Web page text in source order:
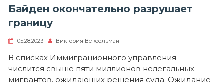
Байден окончательно разрушает
границу
05.28.2023 Виктория Вексельман
В списках Иммиграционного управления
числится свыше пяти миллионов нелегальных
мигрантов, ожидающих решения суда. Ожидание